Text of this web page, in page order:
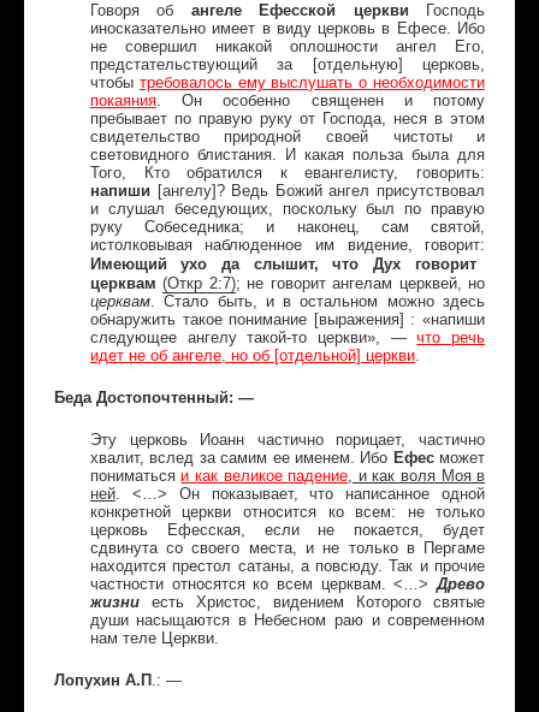
Говоря об ангеле Ефесской церкви Господь
иносказательно имеет в виду церковь в Ефесе. Ибо
не совершил никакой оплошности ангел Его,
предстательствующий за [отдельную] церковь,
чтобы требовалось ему выслушать о необходимости
покаяния. Он особенно священен и потому
пребывает по правую руку от Господа, неся в этом
свидетельство природной своей чистоты и
световидного блистания. И какая польза была для
Того, Кто обратился к евангелисту, говорить:
напиши [ангелу]? Ведь Божий ангел присутствовал
и слушал беседующих, поскольку был по правую
руку Собеседника; и наконец, сам святой,
истолковывая наблюденное им видение, говорит:
Имеющий ухо да слышит, что Дух говорит
церквам (Откр 2:7); не говорит ангелам церквей, но
церквам. Стало быть, и в остальном можно здесь
обнаружить такое понимание [выражения] : «напиши
следующее ангелу такой-то церкви», —что речь
идет не об ангеле, но об [отдельной] церкви.
Беда Достопочтенный: —
Эту церковь Иоанн частично порицает, частично
хвалит, вслед за самим ее именем. Ибо Ефесможет
пониматьсяи как великое падение , и как воля Моя в
ней. <…> Он показывает, что написанное одной
конкретной церкви относится ко всем: не только
церковь Ефесская, если не покается, будет
сдвинута со своего места, и не только в Пергаме
находится престол сатаны, а повсюду. Так и прочие
частности относятся ко всем церквам. <…>Древо
жизниесть Христос, видением Которого святые
души насыщаются в Небесном раю и современном
нам теле Церкви.
Лопухин А.П .: —